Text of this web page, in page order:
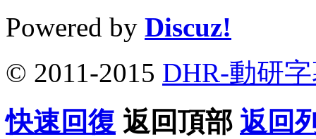
Powered by Discuz!
© 2011-2015 DHR-動研
快速回復 返回頂部 返回